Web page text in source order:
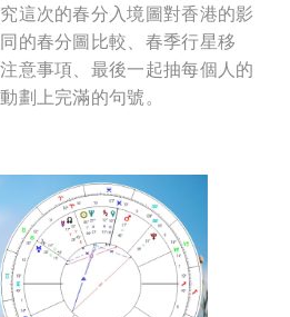
這次的春分入境圖對香港的影
的春分圖比較、春季行星移
意事項、最後一起抽每個人的
劃上完滿的句號。